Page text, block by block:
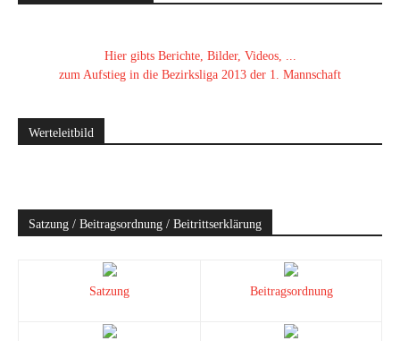
Hier gibts Berichte, Bilder, Videos, ...
zum Aufstieg in die Bezirksliga 2013 der 1. Mannschaft
Werteleitbild
Satzung / Beitragsordnung / Beitrittserklärung
Satzung Beitragsordnung